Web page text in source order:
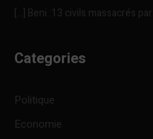
[…] Beni :13 civils massacrés
Categories
Politique
Economie